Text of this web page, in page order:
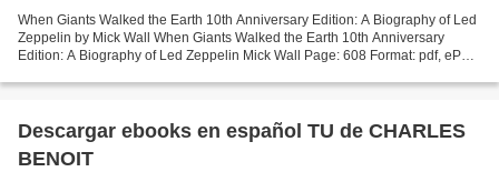
When Giants Walked the Earth 10th Anniversary Edition: A Biography of Led
Zeppelin by Mick Wall When Giants Walked the Earth 10th Anniversary
Edition: A Biography of Led Zeppelin Mick Wall Page: 608 Format: pdf, ePub,
Descargar ebooks en español TU de CHARLES
BENOIT